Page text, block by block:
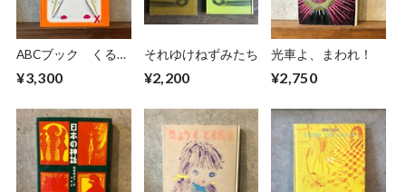
ABCブック くるみ
¥3,300
それゆけねずみたち
¥2,200
光車よ、まわれ！
¥2,750